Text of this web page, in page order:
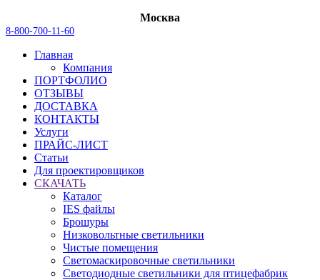
Москва
8-800-700-11-60
Главная
Компания
ПОРТФОЛИО
ОТЗЫВЫ
ДОСТАВКА
КОНТАКТЫ
Услуги
ПРАЙС-ЛИСТ
Статьи
Для проектировщиков
СКАЧАТЬ
Каталог
IES файлы
Брошуры
Низковольтные светильники
Чистые помещения
Светомаскировочные светильники
Светодиодные светильники для птицефабрик